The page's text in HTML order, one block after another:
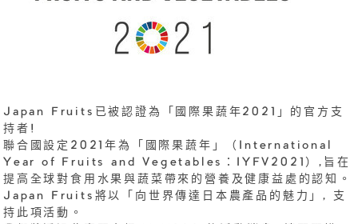
Japan Fruits已被認證為「國際果蔬年2021」的官方支
持者!
聯合國設定2021年為「國際果蔬年」（International
Year of Fruits and Vegetables：IYFV2021）,旨在
提高全球對食用水果與蔬菜帶來的營養及健康益處的認知。
Japan Fruits將以「向世界傳達日本農產品的魅力」, 支
持此項活動。